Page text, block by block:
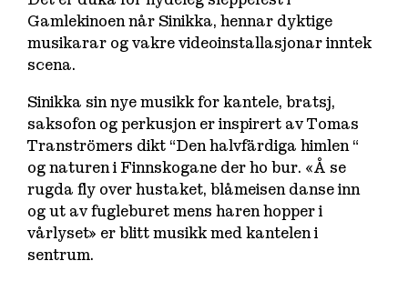
Gamlekinoen når Sinikka, hennar dyktige
musikarar og vakre videoinstallasjonar inntek
scena.
Sinikka sin nye musikk for kantele, bratsj,
saksofon og perkusjon er inspirert av Tomas
Tranströmers dikt “Den halvfärdiga himlen “
og naturen i Finnskogane der ho bur. «Å se
rugda fly over hustaket, blåmeisen danse inn
og ut av fugleburet mens haren hopper i
vårlyset» er blitt musikk med kantelen i
sentrum.